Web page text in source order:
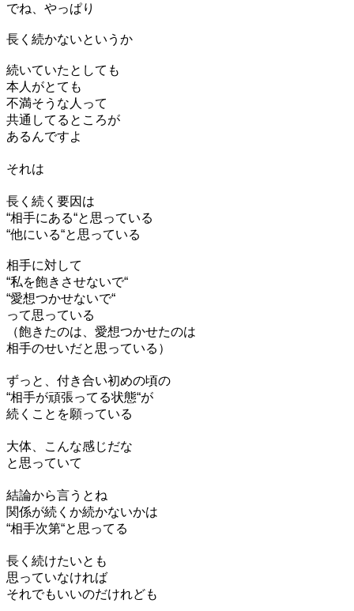
でね、やっぱり
長く続かないというか
続いていたとしても
本人がとても
不満そうな人って
共通してるところが
あるんですよ
それは
長く続く要因は
“相手にある“と思っている
“他にいる“と思っている
相手に対して
“私を飽きさせないで“
“愛想つかせないで“
って思っている
（飽きたのは、愛想つかせたのは
相手のせいだと思っている）
ずっと、付き合い初めの頃の
“相手が頑張ってる状態“が
続くことを願っている
大体、こんな感じだな
と思っていて
結論から言うとね
関係が続くか続かないかは
“相手次第“と思ってる
長く続けたいとも
思っていなければ
それでもいいのだけれども